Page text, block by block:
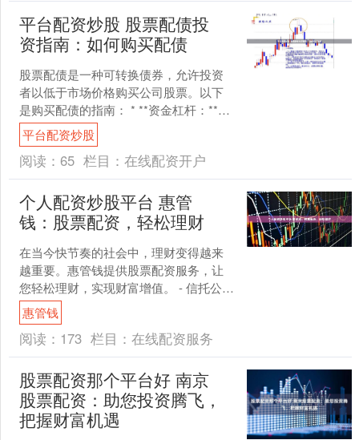
平台配资炒股 股票配债投
资指南：如何购买配债
股票配债是一种可转换债券，允许投资
者以低于市场价格购买公司股票。以下
是购买配债的指南： * **资金杠杆：**配
资平台提供高达10倍的资金杠杆，让投
资者以小博大....
平台配资炒股
阅读： 65 栏目： 在线配资开户
个人配资炒股平台 惠管
钱：股票配资，轻松理财
在当今快节奏的社会中，理财变得越来
越重要。惠管钱提供股票配资服务，让
您轻松理财，实现财富增值。 - 信托公司
评估：投资者应该选择信誉良好、经营
状况稳定的信托公司....
惠管钱
阅读： 173 栏目： 在线配资服务
股票配资那个平台好 南京
股票配资：助您投资腾飞，
把握财富机遇